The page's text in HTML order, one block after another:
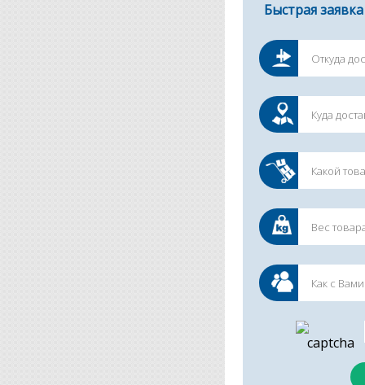
Быстрая заявка